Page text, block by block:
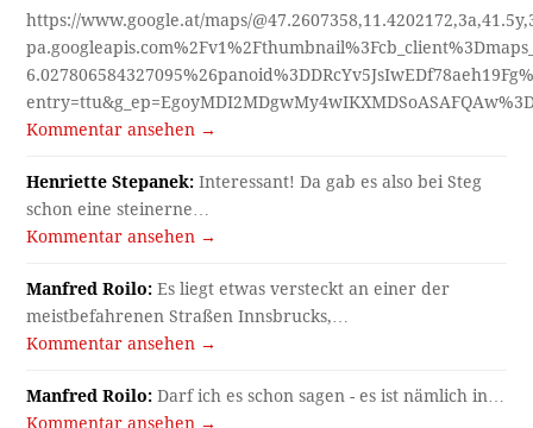
https://www.google.at/maps/
Kommentar ansehen →
Henriette Stepanek: Interessant! Da gab es also bei Steg
schon eine steinerne…
Kommentar ansehen →
Manfred Roilo: Es liegt etwas versteckt an einer der
meistbefahrenen Straßen Innsbrucks,…
Kommentar ansehen →
Manfred Roilo: Darf ich es schon sagen - es ist nämlich in…
Kommentar ansehen →